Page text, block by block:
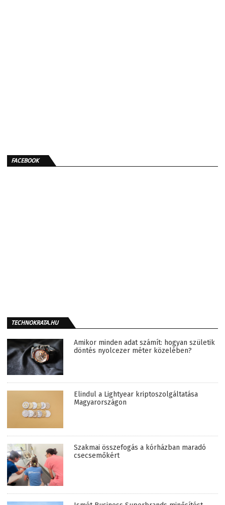
FACEBOOK
TECHNOKRATA.HU
Amikor minden adat számít: hogyan születik
döntés nyolcezer méter közelében?
Elindul a Lightyear kriptoszolgáltatása
Magyarországon
Szakmai összefogás a kórházban maradó
csecsemőkért